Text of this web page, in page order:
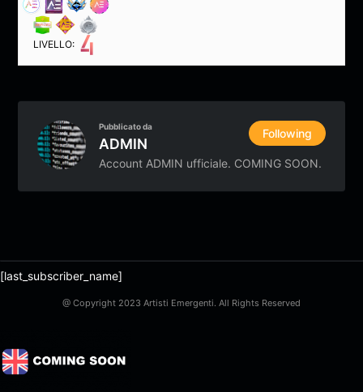
LIVELLO:
Pubblicato da
ADMIN
Following
Account ADMIN ufficiale. COMING SOON.
[last_subscriber_name]
@ Copyright 2023 Artisti Emergenti. All Rights Reserved